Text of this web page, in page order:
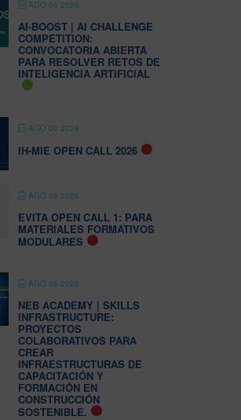
AGO 06 2026
AI-BOOST | AI CHALLENGE
COMPETITION:
CONVOCATORIA ABIERTA
PARA RESOLVER RETOS DE
INTELIGENCIA ARTIFICIAL
AGO 06 2026
IH-MIE OPEN CALL 2026
AGO 06 2026
EVITA OPEN CALL 1: PARA
MATERIALES FORMATIVOS
MODULARES
AGO 06 2026
NEB ACADEMY | SKILLS
INFRASTRUCTURE:
PROYECTOS
COLABORATIVOS PARA
CREAR
INFRAESTRUCTURAS DE
CAPACITACIÓN Y
FORMACIÓN EN
CONSTRUCCIÓN
SOSTENIBLE.